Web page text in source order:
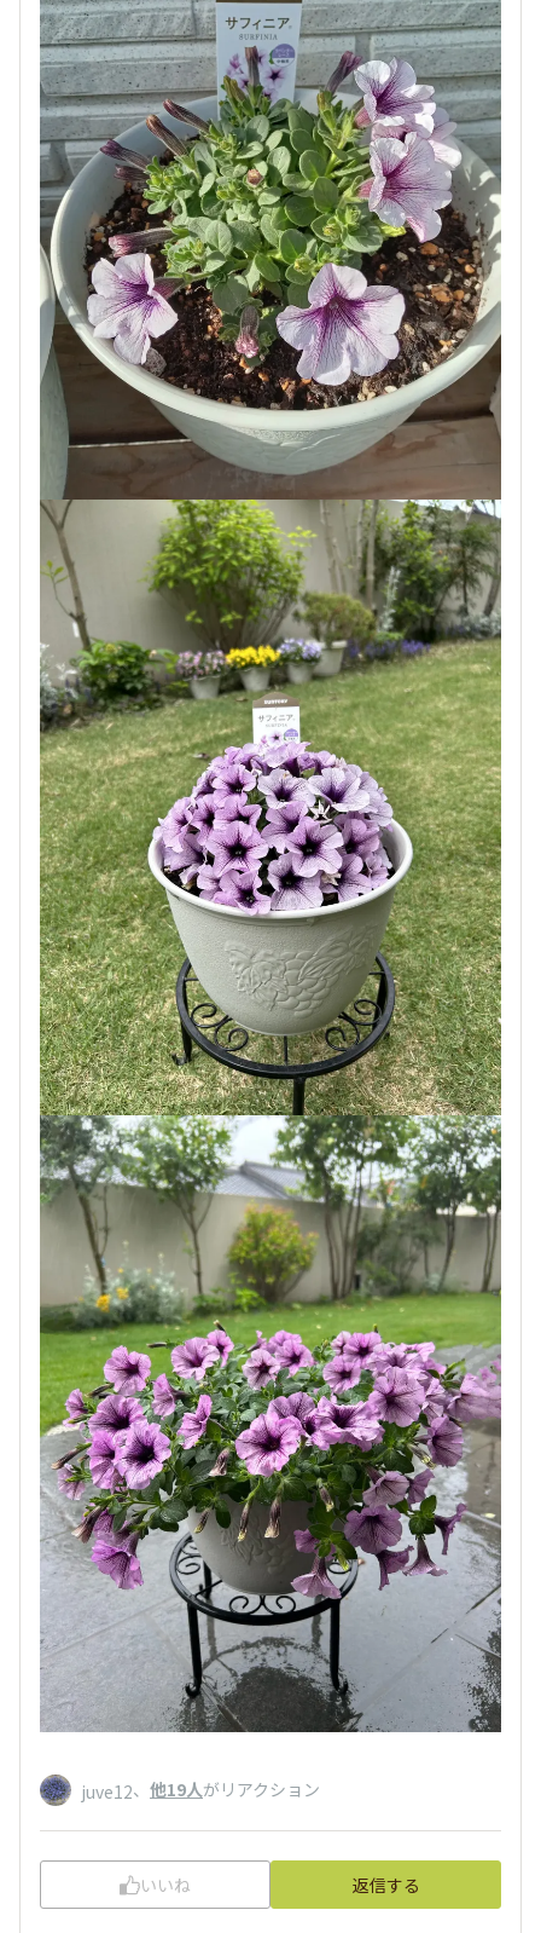
juve12、 他19人がリアクション
いいね 返信する